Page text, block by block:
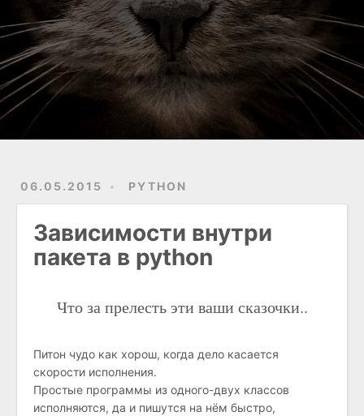
06.05.2015 PYTHON
Зависимости внутри
пакета в python
Что за прелесть эти ваши сказочки..
Питон чудо как хорош, когда дело касается
скорости исполнения.
Простые программы из одного-двух классов
исполняются, да и пишутся на нём быстро,